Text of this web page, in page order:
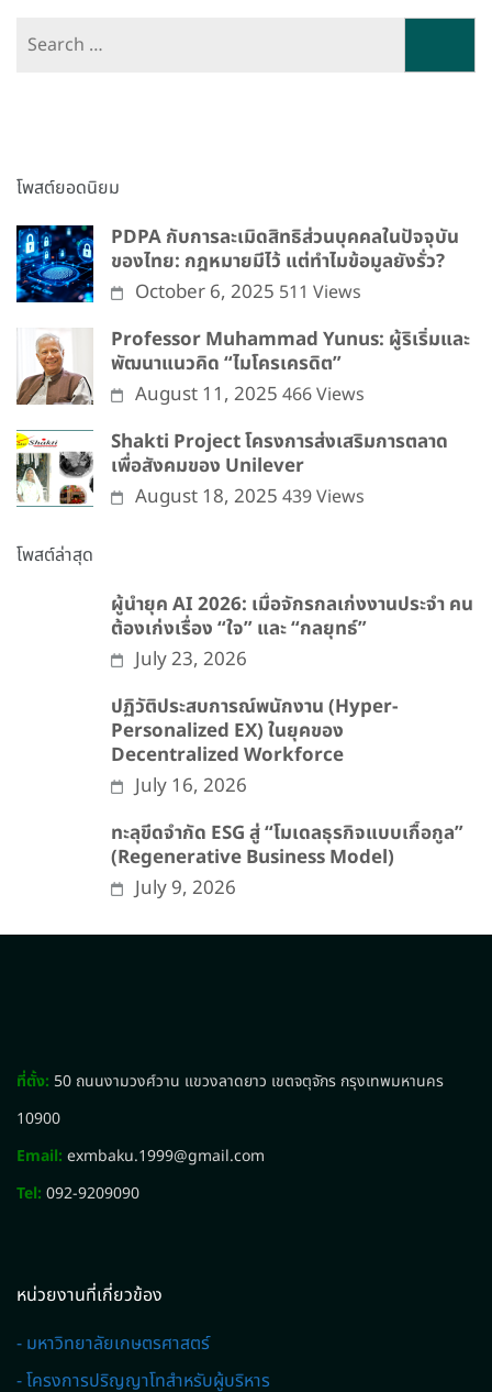
โพสต์ยอดนิยม
PDPA กับการละเมิดสิทธิส่วนบุคคลในปัจจุบัน
ของไทย: กฎหมายมีไว้ แต่ทำไมข้อมูลยังรั่ว?
October 6, 2025 511 Views
Professor Muhammad Yunus: ผู้ริเริ่มและ
พัฒนาแนวคิด “ไมโครเครดิต”
August 11, 2025 466 Views
Shakti Project โครงการส่งเสริมการตลาด
เพื่อสังคมของ Unilever
August 18, 2025 439 Views
โพสต์ล่าสุด
ผู้นำยุค AI 2026: เมื่อจักรกลเก่งงานประจำ คน
ต้องเก่งเรื่อง “ใจ” และ “กลยุทธ์”
July 23, 2026
ปฏิวัติประสบการณ์พนักงาน (Hyper-
Personalized EX) ในยุคของ
Decentralized Workforce
July 16, 2026
ทะลุขีดจำกัด ESG สู่ “โมเดลธุรกิจแบบเกื้อกูล”
(Regenerative Business Model)
July 9, 2026
ที่ตั้ง: 50 ถนนงามวงศ์วาน แขวงลาดยาว เขตจตุจักร กรุงเทพมหานคร
10900
Email: exmbaku.1999@gmail.com
Tel: 092-9209090
หน่วยงานที่เกี่ยวข้อง
- มหาวิทยาลัยเกษตรศาสตร์
- โครงการปริญญาโทสำหรับผู้บริหาร